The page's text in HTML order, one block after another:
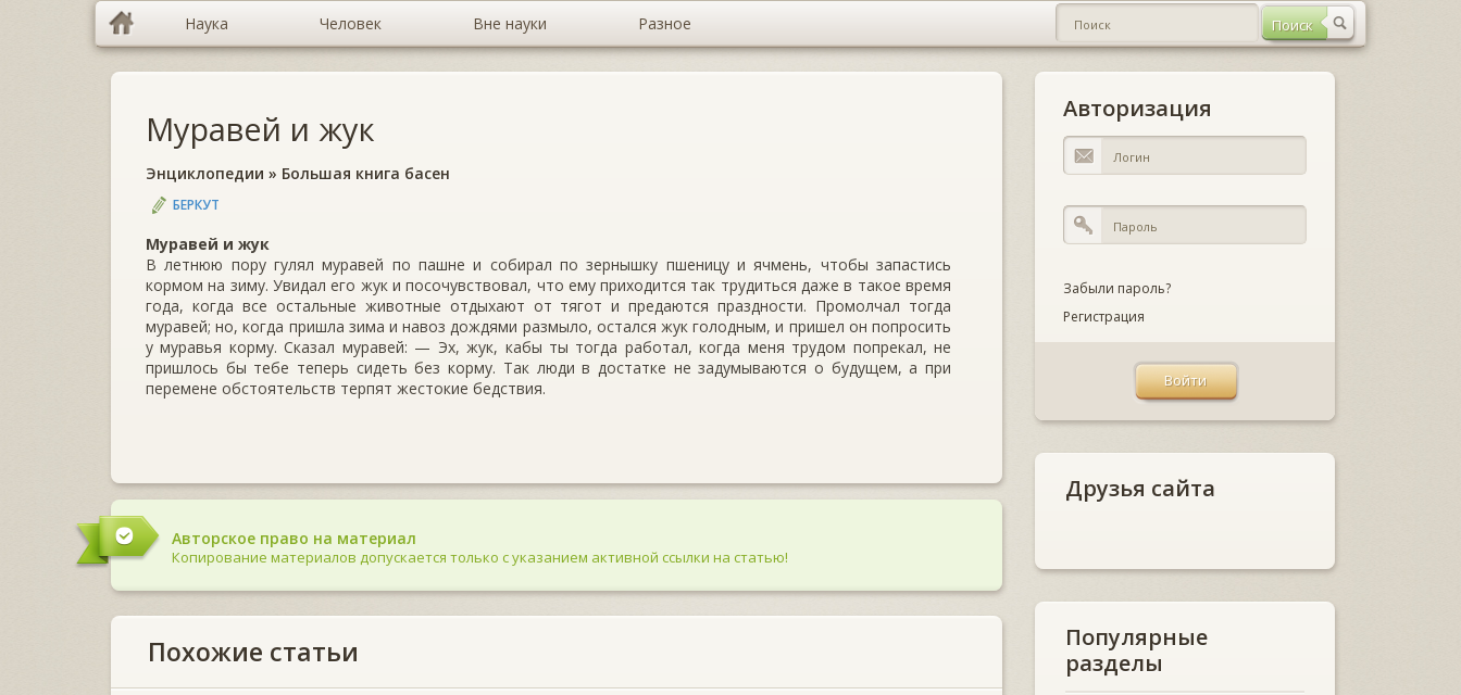
Наука Человек Вне науки Разное
Муравей и жук
Энциклопедии » Большая книга басен
БЕРКУТ
Муравей и жук
В летнюю пору гулял муравей по пашне и собирал по зернышку пшеницу и ячмень, чтобы запастись
кормом на зиму. Увидал его жук и посочувствовал, что ему приходится так трудиться даже в такое время
года, когда все остальные животные отдыхают от тягот и предаются праздности. Промолчал тогда
муравей; но, когда пришла зима и навоз дождями размыло, остался жук голодным, и пришел он попросить
у муравья корму. Сказал муравей: — Эх, жук, кабы ты тогда работал, когда меня трудом попрекал, не
пришлось бы тебе теперь сидеть без корму. Так люди в достатке не задумываются о будущем, а при
перемене обстоятельств терпят жестокие бедствия.
Авторское право на материал
Копирование материалов допускается только с указанием активной ссылки на статью!
Похожие статьи
Авторизация
Забыли пароль?
Регистрация
Друзья сайта
Популярные
разделы